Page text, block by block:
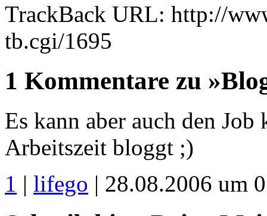
TrackBack URL: http://
tb.cgi/1695
1 Kommentare zu
Es kann aber auch den
Arbeitszeit bloggt ;)
1 | lifego | 28.08.2006 um